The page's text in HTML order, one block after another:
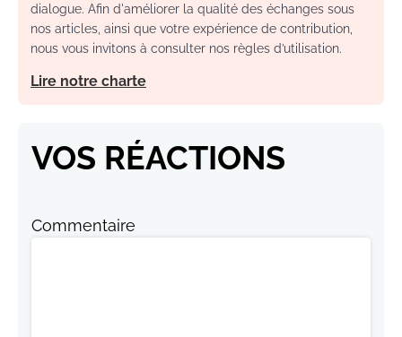
dialogue. Afin d'améliorer la qualité des échanges sous
nos articles, ainsi que votre expérience de contribution,
nous vous invitons à consulter nos règles d’utilisation.
Lire notre charte
VOS RÉACTIONS
Commentaire